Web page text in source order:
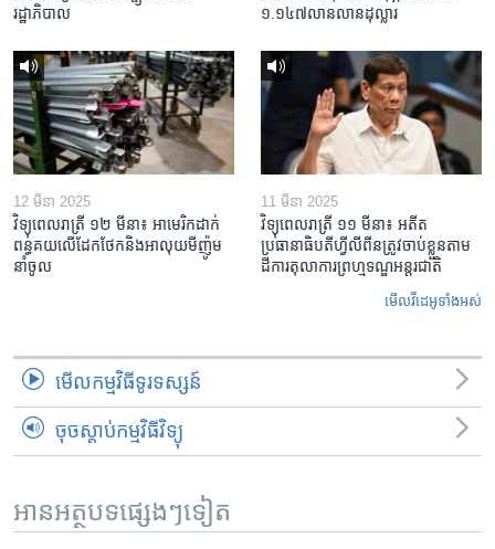
រដ្ឋាភិបាល
១.១៤៧​លានលាន​ដុល្លារ
12 មីនា 2025
វិទ្យុពេលរាត្រី ១២ មីនា៖ អាមេរិក​ដាក់​
ពន្ធគយ​លើ​ដែកថែក​និង​អាលុយ​មីញ៉ូម​
នាំចូល
11 មីនា 2025
វិទ្យុពេលរាត្រី ១១ មីនា៖ អតីត​
ប្រធានាធិបតីហ្វីលីពីន​ត្រូវ​ចាប់ខ្លួនតាម
ដីការ​តុលាការ​ព្រហ្មទណ្ឌ​អន្តរជាតិ
មើល​វីដេអូ​ទាំង​អស់
មើល​កម្មវិធី​ទូរទស្សន៍
ចុចស្តាប់កម្មវិធីវិទ្យុ
អានអត្ថបទផ្សេងៗទៀត